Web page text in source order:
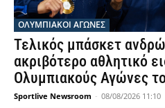
ΟΛΥΜΠΙΑΚΟΊ ΑΓΏΝΕΣ
Τελικός μπάσκετ
ακριβότερο αθλητικό
Ολυμπιακούς Αγώνες
Sportlive Newsroom - 08/08/2026 11:10